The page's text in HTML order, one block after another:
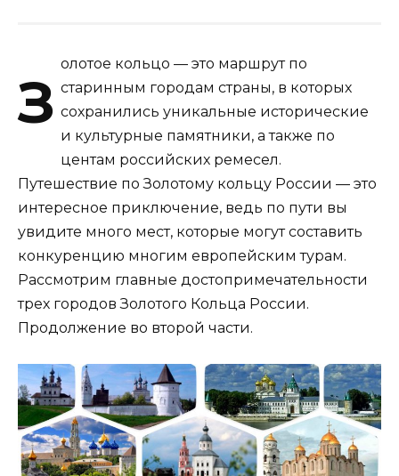
З
олотое кольцо — это маршрут по
старинным городам страны, в которых
сохранились уникальные исторические
и культурные памятники, а также по
центам российских ремесел.
Путешествие по Золотому кольцу России — это
интересное приключение, ведь по пути вы
увидите много мест, которые могут составить
конкуренцию многим европейским турам.
Рассмотрим главные достопримечательности
трех городов Золотого Кольца России.
Продолжение во второй части.